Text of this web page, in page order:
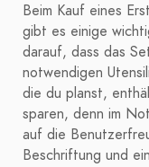
Beim Kauf eines
gibt es einige
darauf, dass das
notwendigen
die du planst,
sparen, denn im
auf die
Beschriftung und